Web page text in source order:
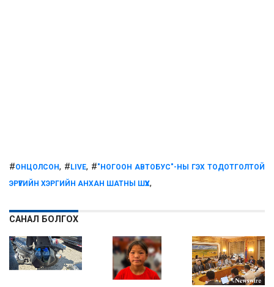
#ОНЦОЛСОН, # LIVE, #"НОГООН АВТОБУС"-НЫ ГЭХ ТОДОТГОЛТОЙ
ЭРҮҮГИЙН ХЭРГИЙН АНХАН ШАТНЫ ШҮҮХ,
САНАЛ БОЛГОХ